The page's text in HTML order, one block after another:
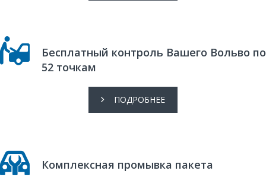
Бесплатный контроль Вашего Вольво по
52 точкам
ПОДРОБНЕЕ
Комплексная промывка пакета